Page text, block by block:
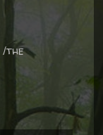
/the